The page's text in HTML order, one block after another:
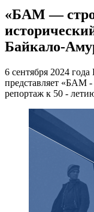
«БАМ —
Байкало-
6 сентября 2024
представляет «БАМ
репортаж к 50 -